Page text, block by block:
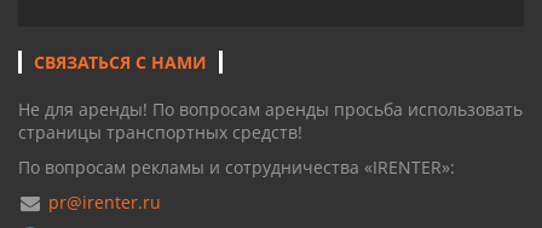
СВЯЗАТЬСЯ С НАМИ
Не для аренды! По вопросам аренды просьба использовать
страницы транспортных средств!
По вопросам рекламы и сотрудничества «IRENTER»:
pr@irenter.ru